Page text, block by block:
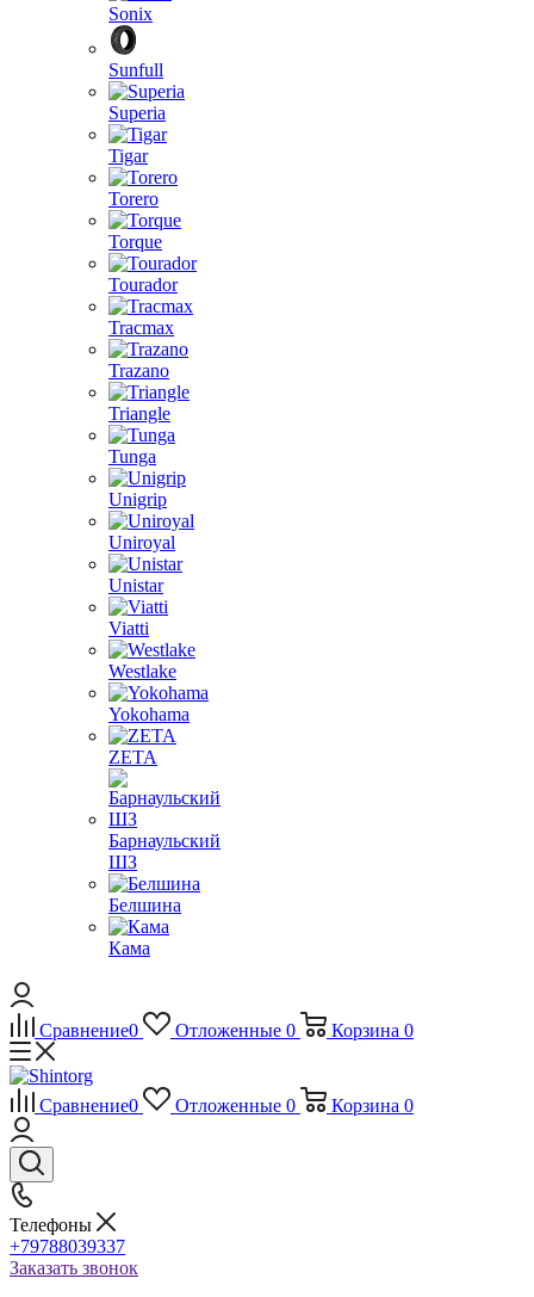
Sonix
Sunfull
Superia
Tigar
Torero
Torque
Tourador
Tracmax
Trazano
Triangle
Tunga
Unigrip
Uniroyal
Unistar
Viatti
Westlake
Yokohama
ZETA
Барнаульский
ШЗ
Белшина
Кама
Сравнение0 Отложенные 0 Корзина 0
Сравнение0 Отложенные 0 Корзина 0
Телефоны
+79788039337
Заказать звонок